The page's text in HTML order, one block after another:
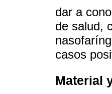
dar a
de salud,
casos
Material